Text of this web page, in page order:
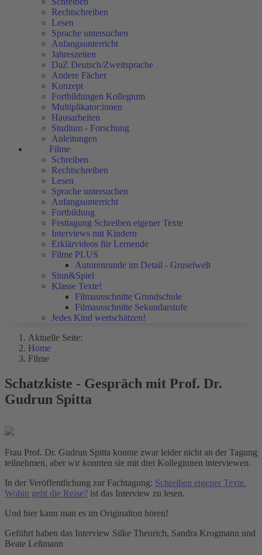
Rechtschreiben
Lesen
Sprache untersuchen
Anfangsunterricht
Jahreszeiten
DaZ Deutsch/Zweitsprache
Andere Fächer
Konzept
Fortbildungen Kollegium
Multiplikator:innen
Hausarbeiten
Studium - Forschung
Anleitungen
Filme
Schreiben
Rechtschreiben
Lesen
Sprache untersuchen
Anfangsunterricht
Fortbildung
Festtagung Schreiben eigener Texte
Interviews mit Kindern
Erklärvideos für Lernende
Filme PLUS
Autorenrunde im Detail - Gruselwelt
Sinn&Spiel
Klasse Texte!
Filmausschnitte Grundschule
Filmausschnitte Sekundarstufe
Jedes Kind wertschätzen!
Aktuelle Seite:
Home
Filme
Schatzkiste - Gespräch mit Prof. Dr.
Gudrun Spitta
Frau Prof. Dr. Gudrun Spitta konnte zwar leider nicht an der Tagung
teilnehmen, aber wir konnten sie mit drei Kolleginnen interviewen.
In der Veröffentlichung zur Fachtagung: Schreiben eigener Texte.
Wohin geht die Reise? ist das Interview zu lesen.
Und hier kann man es im Originalton hören!
Geführt haben das Interview Silke Theurich, Sandra Krogmann und
Beate Leßmann